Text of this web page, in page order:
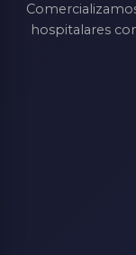
hospitalares